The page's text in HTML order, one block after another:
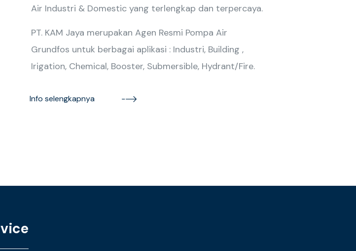
Air Industri & Domestic yang terlengkap dan terpercaya.
PT. KAM Jaya merupakan Agen Resmi Pompa Air
Grundfos untuk berbagai aplikasi : Industri, Building ,
Irigation, Chemical, Booster, Submersible, Hydrant/Fire.
Info selengkapnya